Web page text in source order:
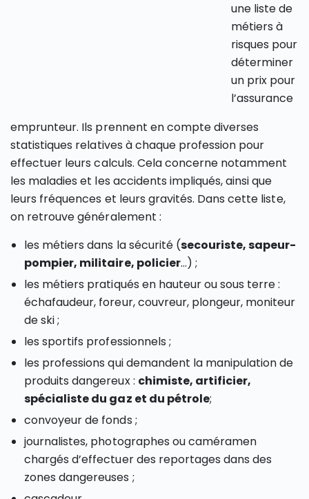
une liste de
métiers à
risques pour
déterminer
un prix pour
l’assurance
emprunteur. Ils prennent en compte diverses
statistiques relatives à chaque profession pour
effectuer leurs calculs. Cela concerne notamment
les maladies et les accidents impliqués, ainsi que
leurs fréquences et leurs gravités. Dans cette liste,
on retrouve généralement :
les métiers dans la sécurité (secouriste, sapeur-
pompier, militaire, policier…) ;
les métiers pratiqués en hauteur ou sous terre :
échafaudeur, foreur, couvreur, plongeur, moniteur
de ski ;
les sportifs professionnels ;
les professions qui demandent la manipulation de
produits dangereux : chimiste, artificier,
spécialiste du gaz et du pétrole;
convoyeur de fonds ;
journalistes, photographes ou caméramen
chargés d’effectuer des reportages dans des
zones dangereuses ;